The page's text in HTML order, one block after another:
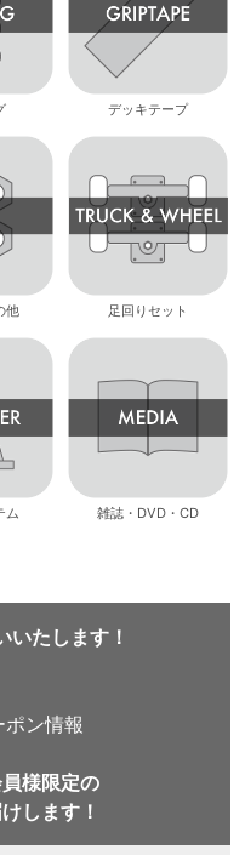
デッキテープ
他 足回りセット
ム 雑誌・DVD・CD
いたします！
ン情報
様限定の
します！